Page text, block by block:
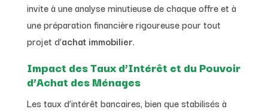
invite à une analyse minutieuse de chaque offre et à
une préparation financière rigoureuse pour tout
projet d’achat immobilier.
Impact des Taux d’Intérêt et du Pouvoir
d’Achat des Ménages
Les taux d’intérêt bancaires, bien que stabilisés à